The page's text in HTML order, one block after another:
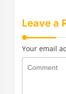
Leave a
Your email